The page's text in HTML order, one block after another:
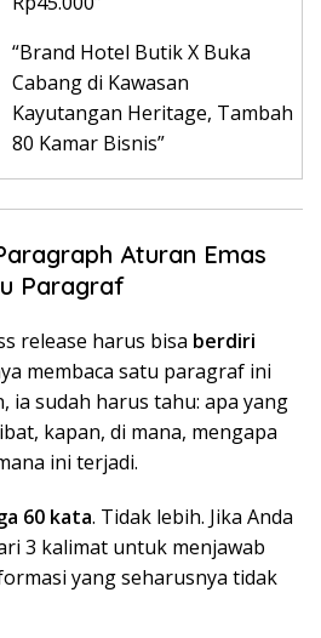
“Brand Hotel Butik X Buka
Cabang di Kawasan
Kayutangan Heritage, Tambah
80 Kamar Bisnis”
Aturan Emas
Paragraf
release harus bisa berdiri
membaca satu paragraf ini
ia sudah harus tahu: apa yang
kapan, di mana, mengapa
ini terjadi.
60 kata. Tidak lebih. Jika Anda
3 kalimat untuk menjawab
yang seharusnya tidak